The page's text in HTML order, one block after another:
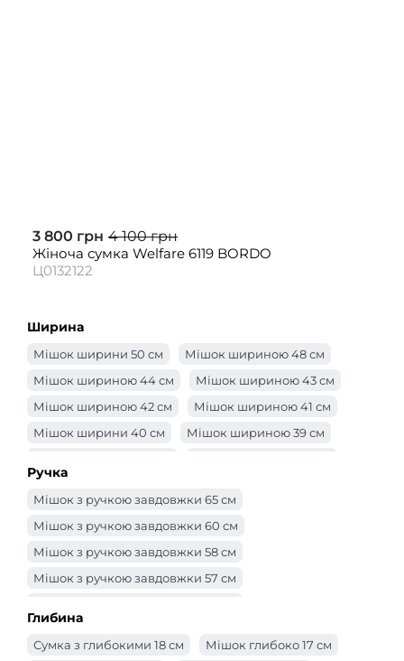
3 800 грн 4 100 грн
Жіноча сумка Welfare 6119 BORDO
Ц0132122
Ширина
Мішок ширини 50 см
Мішок шириною 48 см
Мішок шириною 44 см
Мішок шириною 43 см
Мішок шириною 42 см
Мішок шириною 41 см
Мішок ширини 40 см
Мішок шириною 39 см
Мішок шириною 34 см
Мішок шириною 32 см
Мішок шириною 30 см
Мішок шириною 28 см
Мішок шириною 26 см
Сумка -ширина 24 см
Сумка -ширина 23 см
Ручка
Мішок з ручкою завдовжки 65 см
Мішок з ручкою завдовжки 60 см
Мішок з ручкою завдовжки 58 см
Мішок з ручкою завдовжки 57 см
Мішок з ручкою завдовжки 52 см
Глибина
Сумка з глибокими 18 см
Мішок глибоко 17 см